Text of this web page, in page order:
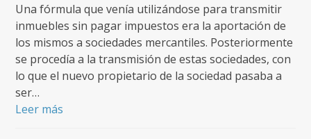
Una fórmula que venía utilizándose para transmitir
inmuebles sin pagar impuestos era la aportación de
los mismos a sociedades mercantiles. Posteriormente
se procedía a la transmisión de estas sociedades, con
lo que el nuevo propietario de la sociedad pasaba a
ser…
Leer más